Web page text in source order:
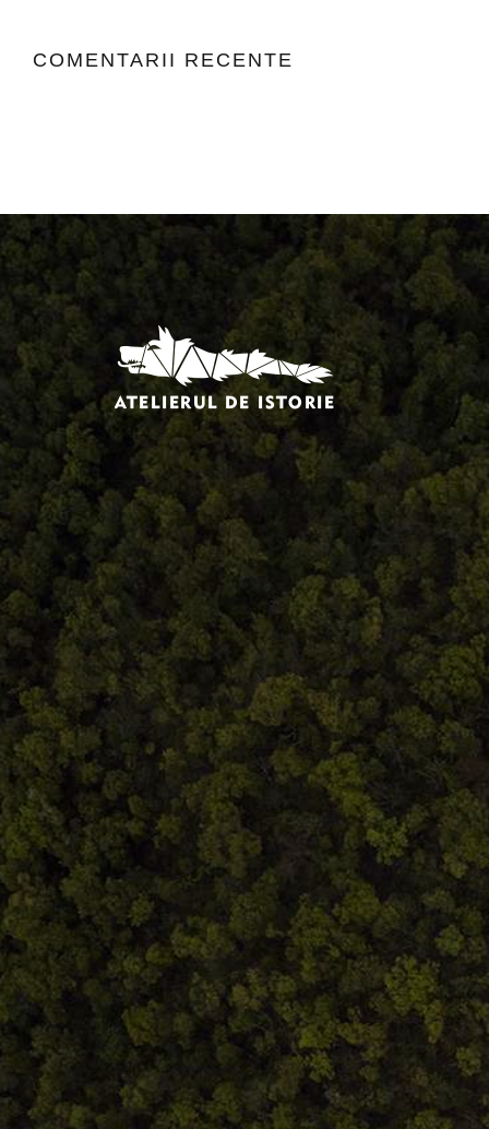
COMENTARII RECENTE
Comandă, plată, livrare
Întreținere produse
Facebook.com/atelieruldeistorie
Contact@atelieruldeistorie.ro
0748.884.543
Termeni și condiții
ANPC
Home Despre noi Produse
Contact
Termeni și condiții
S.C. Atelierul de istorie SRL
J12/419/2016
CIF 35566674
RO48ROIN4021ZZ6H9WDUW2T2 Salt Bank